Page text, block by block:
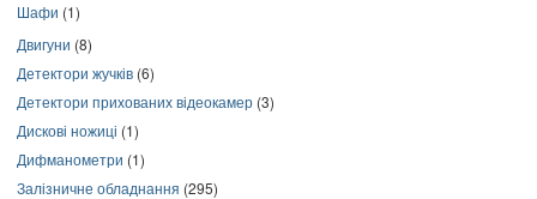
Шафи (1)
Двигуни (8)
Детектори жучків (6)
Детектори прихованих відеокамер (3)
Дискові ножиці (1)
Дифманометри (1)
Залізничне обладнання (295)